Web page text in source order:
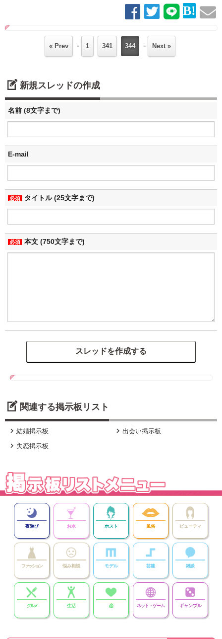
« Prev - 1 341 344 - Next »
新規スレッドの作成
名前 (8文字まで)
E-mail
必須 タイトル (25文字まで)
必須 本文 (750文字まで)
関連する掲示板リスト
 結婚掲示板  出会い掲示板
 失恋掲示板
夜遊び お水 ホスト 風俗 ビューティ
ファッション 悩み相談 モデル 芸能 雑談
グルメ 生活 恋 ネット・ゲーム ギャンブル